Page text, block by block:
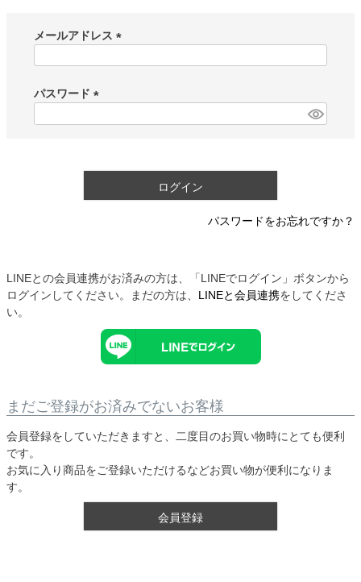
メールアドレス
)
パスワード
ログイン
パスワードをお忘れですか？
LINEとの会員連携がお済みの方は、「LINEでログイン」ボタンから
ログインしてください。まだの方は、 LINEと会員連携をしてくださ
い。
まだご登録がお済みでないお客様
会員登録をしていただきますと、二度目のお買い物時にとても便利
です。
お気に入り商品をご登録いただけるなどお買い物が便利になりま
す。
会員登録